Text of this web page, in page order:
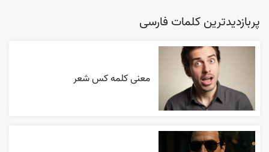
پربازدیدترین کلمات فارسی
معنی کلمه کس شعر